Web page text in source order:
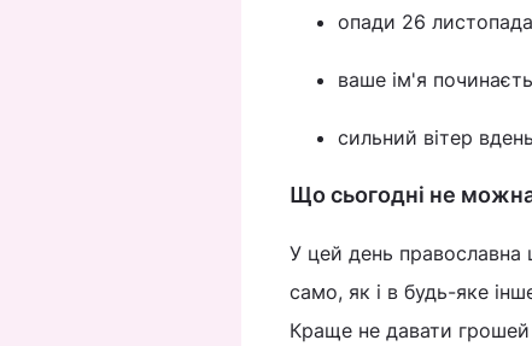
опади 26
ваше ім'я
сильний вітер
Що сьогодні не
У цей день православна
само, як і в будь-яке
Краще не давати